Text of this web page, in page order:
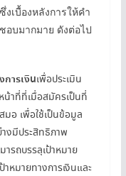
เบื้องหลังการให้คำ
บมากมาย ดังต่อไป
การเงินเพื่อประเมิน
น้าที่ที่เมื่อสมัครเป็นที่
มอ เพื่อใช้เป็นข้อมูล
งมีประสิทธิภาพ
ารถบรรลุเป้าหมาย
หมายทางการเงินและ